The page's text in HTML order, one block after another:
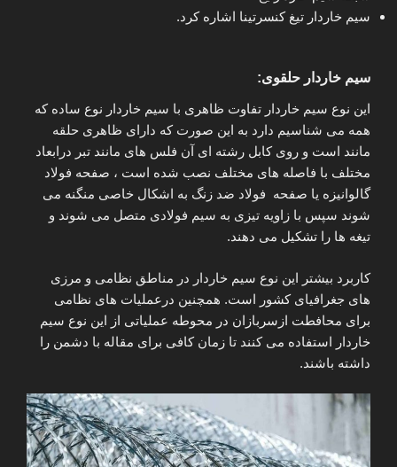
سیم خاردار تیغ کنسرتینا اشاره کرد.
سیم خاردار حلقوی:
این نوع سیم خاردار تفاوت ظاهری با سیم خاردار نوع ساده که
همه می شناسیم دارد به این صورت که دارای ظاهری حلقه
مانند است و روی کابل رشته ای آن فلس های مانند تبر درابعاد
مختلف با فاصله های مختلف نصب شده است ، صفحه فولاد
گالوانیزه یا صفحه فولاد ضد زنگ به اشکال خاصی منگنه می
شوند سپس با زاویه تیزی به سیم فولادی متصل می شوند و
تیغه ها را تشکیل می دهند.
کاربرد بیشتر این نوع سیم خاردار در مناطق نظامی و مرزی
های جغرافیای کشور است. همچنین درعملیات های نظامی
برای محافطت ازسربازان در محوطه عملیاتی از این نوع سیم
خاردار استفاده می کنند تا زمان کافی برای مقاله با دشمن را
داشته باشند.